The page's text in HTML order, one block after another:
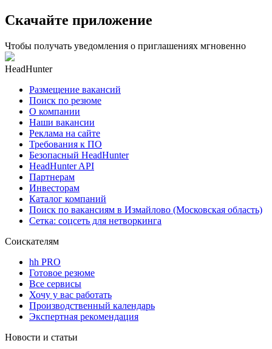
Скачайте приложение
Чтобы получать уведомления о приглашениях мгновенно
HeadHunter
Размещение вакансий
Поиск по резюме
О компании
Наши вакансии
Реклама на сайте
Требования к ПО
Безопасный HeadHunter
HeadHunter API
Партнерам
Инвесторам
Каталог компаний
Поиск по вакансиям в Измайлово (Московская область)
Сетка: соцсеть для нетворкинга
Соискателям
hh PRO
Готовое резюме
Все сервисы
Хочу у вас работать
Производственный календарь
Экспертная рекомендация
Новости и статьи